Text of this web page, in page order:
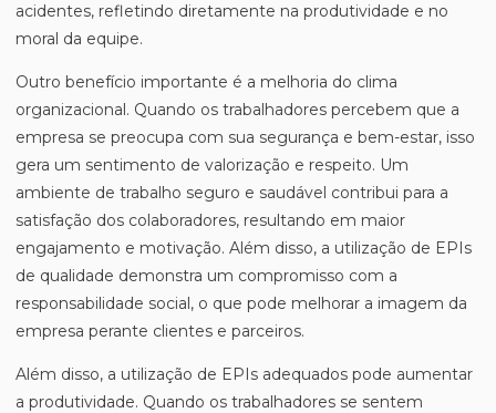
acidentes, refletindo diretamente na produtividade e no
moral da equipe.
Outro benefício importante é a melhoria do clima
organizacional. Quando os trabalhadores percebem que a
empresa se preocupa com sua segurança e bem-estar, isso
gera um sentimento de valorização e respeito. Um
ambiente de trabalho seguro e saudável contribui para a
satisfação dos colaboradores, resultando em maior
engajamento e motivação. Além disso, a utilização de EPIs
de qualidade demonstra um compromisso com a
responsabilidade social, o que pode melhorar a imagem da
empresa perante clientes e parceiros.
Além disso, a utilização de EPIs adequados pode aumentar
a produtividade. Quando os trabalhadores se sentem